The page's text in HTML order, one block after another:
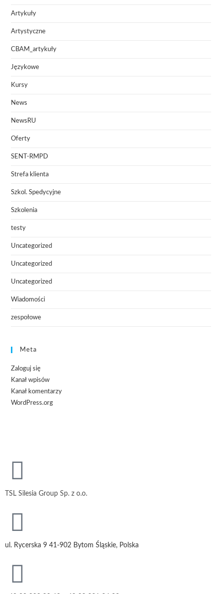
Artykuły
Artystyczne
CBAM_artykuły
Językowe
Kursy
News
NewsRU
Oferty
SENT-RMPD
Strefa klienta
Szkol. Spedycyjne
Szkolenia
testy
Uncategorized
Uncategorized
Uncategorized
Wiadomości
zespołowe
Meta
Zaloguj się
Kanał wpisów
Kanał komentarzy
WordPress.org
TSL Silesia Group Sp. z o.o.
ul. Rycerska 9 41-902 Bytom Śląskie, Polska